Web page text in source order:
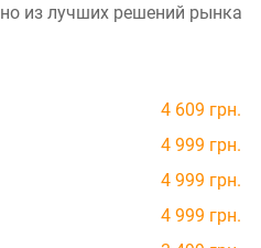
из лучших решений рынка
4 609 грн.
4 999 грн.
4 999 грн.
4 999 грн.